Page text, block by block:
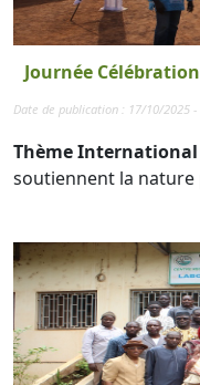
Journée
Date de publication : 17/10/2025 -
Thème International
soutiennent la nature